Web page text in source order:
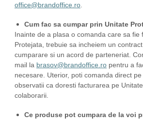
office@brandoffice.ro
Cum fac sa cumpar prin Unitate
Inainte de a plasa o comanda care sa fie
Protejata, trebuie sa incheiem un
cumparare si un acord de parteneriat.
mail la brasov@brandoffice.ro pentru a
necesare. Uterior, poti comanda direct
observatii ca doresti facturarea pe
colaborarii.
Ce produse pot cumpara de la voi